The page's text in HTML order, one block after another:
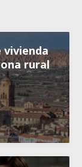
vivienda
rural